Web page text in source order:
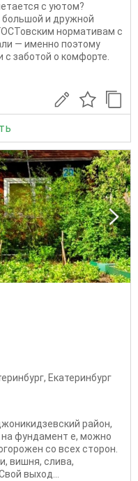
с уютом?
и дружной
нормативам с
— именно поэтому
с заботой о комфорте.
, Екатеринбург
район,
фундамент е, можно
со всех сторон.
вишня, слива,
выход...